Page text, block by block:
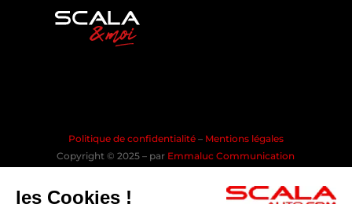
Politique de confidentialité – Mentions légales
Copyright © 2025 – par Emmaluc Communication
les Cookies !